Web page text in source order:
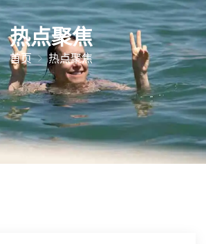
热点聚焦
首页 热点聚焦